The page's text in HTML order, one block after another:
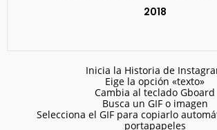
2018
Inicia la Historia de
Eige la opción «texto»
Cambia al teclado Gboard
Busca un GIF o imagen
Selecciona el GIF para copiarlo
portapapeles